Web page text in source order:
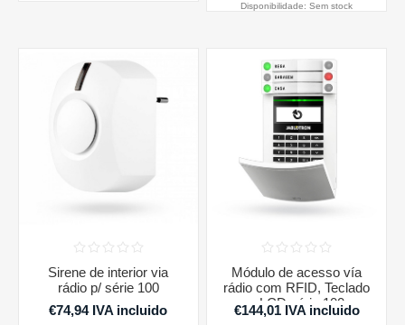
Disponibilidade: Sem stock
Sirene de interior via
rádio p/ série 100
€74,94 IVA incluido
Módulo de acesso vía
rádio com RFID, Teclado
e LCD série 100
€144,01 IVA incluido